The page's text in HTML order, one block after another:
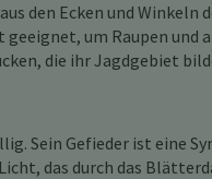
den Ecken und
um Raupen und
die ihr Jagdgebiet
Sein Gefieder ist eine
das durch das